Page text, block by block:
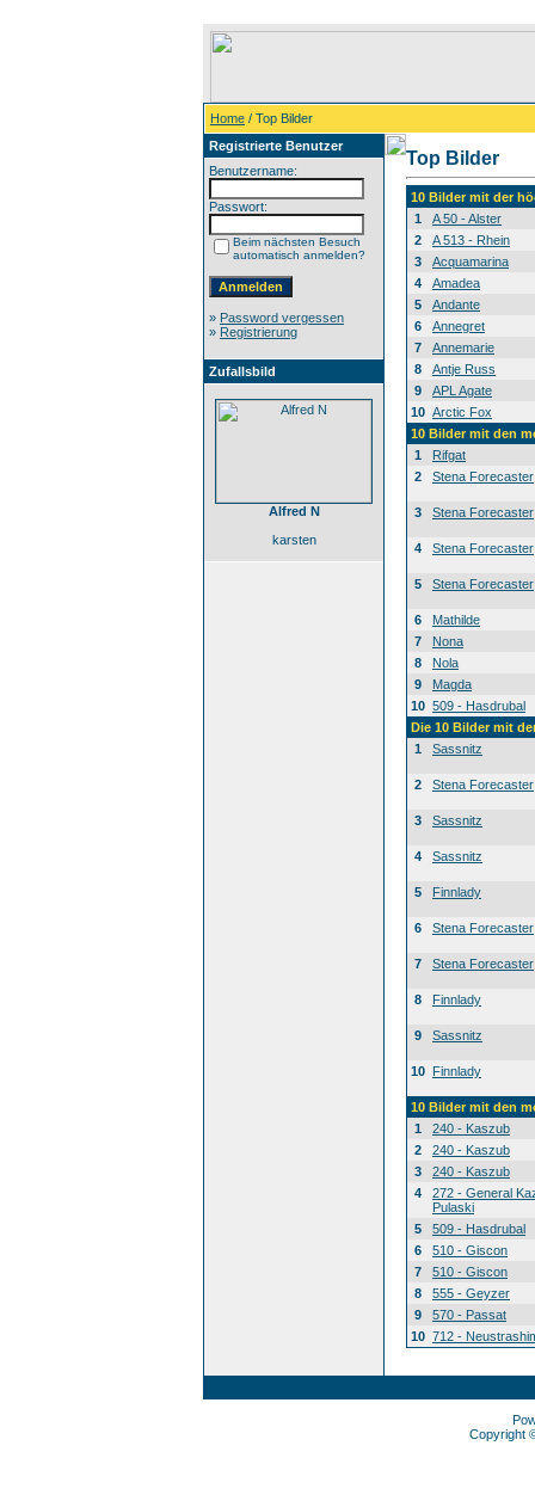
Home / Top Bilder
Registrierte Benutzer
Benutzername:
Passwort:
Beim nächsten Besuch
automatisch anmelden?
» Password vergessen
» Registrierung
Zufallsbild
Alfred N
karsten
Top Bilder
10 Bilder mit der
1
A 50 - Alster
2
A 513 - Rhein
3
Acquamarina
4
Amadea
5
Andante
6
Annegret
7
Annemarie
8
Antje Russ
9
APL Agate
10 Arctic Fox
10 Bilder mit den
1
Rifgat
2
Stena Forecaster
3 Stena Forecaster
4 Stena Forecaster
5 Stena Forecaster
6
Mathilde
7
Nona
8
Nola
9
Magda
10 509 - Hasdrubal
Die 10 Bilder mit
1
Sassnitz
2 Stena Forecaster
3 Sassnitz
4 Sassnitz
5 Finnlady
6 Stena Forecaster
7 Stena Forecaster
8 Finnlady
9 Sassnitz
10 Finnlady
10 Bilder mit den
1
240 - Kaszub
2
240 - Kaszub
3
240 - Kaszub
4
272 - General
Pulaski
5
509 - Hasdrubal
6
510 - Giscon
7
510 - Giscon
8
555 - Geyzer
9
570 - Passat
10 712 -
Copyright